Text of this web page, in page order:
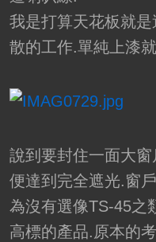
我是打算天花板就
散的工作.單純上漆
說到要封住一面大
便達到完全遮光.窗
為沒有選像TS-45之
高標的產品.原本的